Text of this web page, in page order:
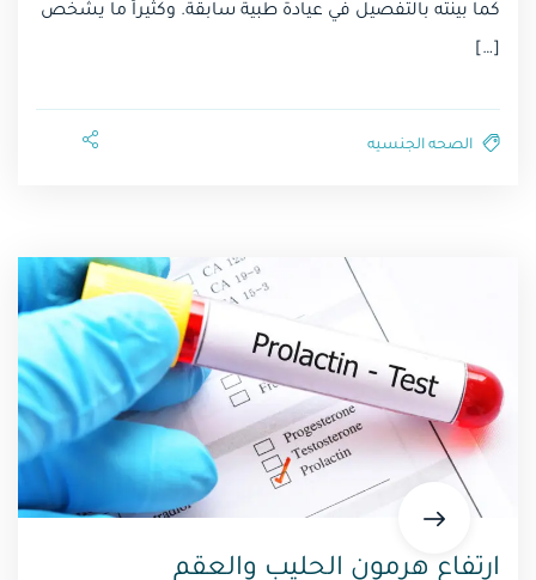
كما بينته بالتفصيل في عيادة طبية سابقة. وكثيراً ما يشخص
[…]
ارتفاع هرمون الحليب والعقم